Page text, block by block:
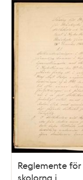
Reglemente för
skolorna i